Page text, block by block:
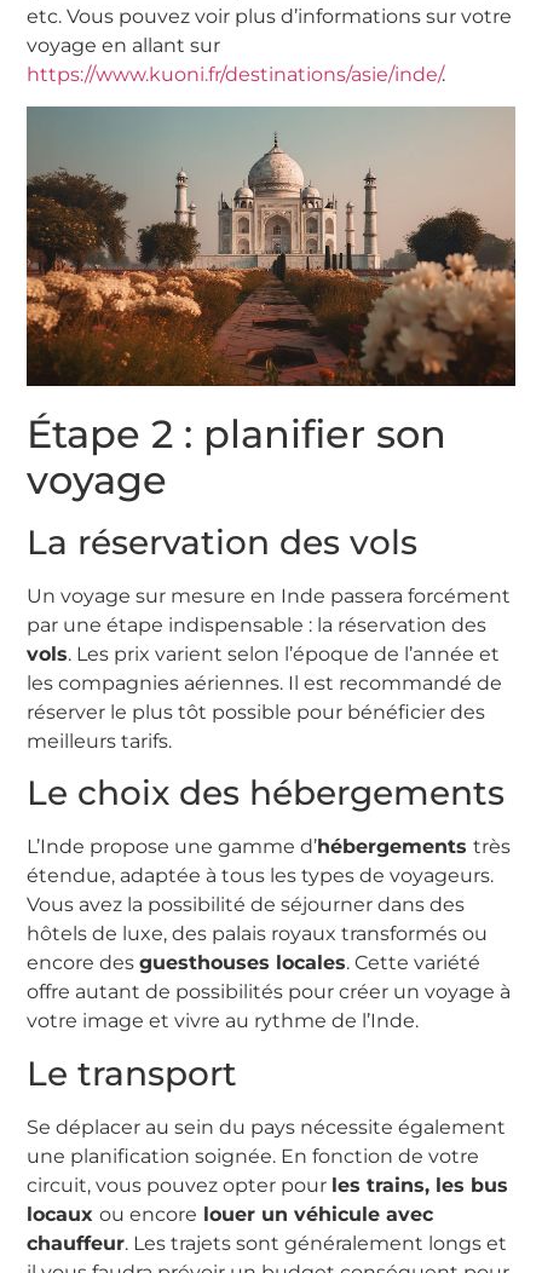
etc. Vous pouvez voir plus d’informations sur votre
voyage en allant sur
https://www.kuoni.fr/destinations/asie/inde/.
Étape 2 : planifier son
voyage
La réservation des vols
Un voyage sur mesure en Inde passera forcément
par une étape indispensable : la réservation des
vols. Les prix varient selon l’époque de l’année et
les compagnies aériennes. Il est recommandé de
réserver le plus tôt possible pour bénéficier des
meilleurs tarifs.
Le choix des hébergements
L’Inde propose une gamme d’hébergementstrès
étendue, adaptée à tous les types de voyageurs.
Vous avez la possibilité de séjourner dans des
hôtels de luxe, des palais royaux transformés ou
encore desguesthouses locales. Cette variété
offre autant de possibilités pour créer un voyage à
votre image et vivre au rythme de l’Inde.
Le transport
Se déplacer au sein du pays nécessite également
une planification soignée. En fonction de votre
circuit, vous pouvez opter pour les trains, les bus
locauxou encore louer un véhicule avec
chauffeur. Les trajets sont généralement longs et